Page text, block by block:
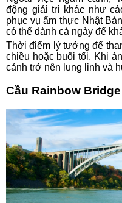
động giải trí khác như
phục vụ ẩm thực Nhật
có thể dành cả ngày để
Thời điểm lý tưởng để
chiều hoặc buổi tối. Khi
cảnh trở nên lung linh và
Cầu Rainbow Bridge